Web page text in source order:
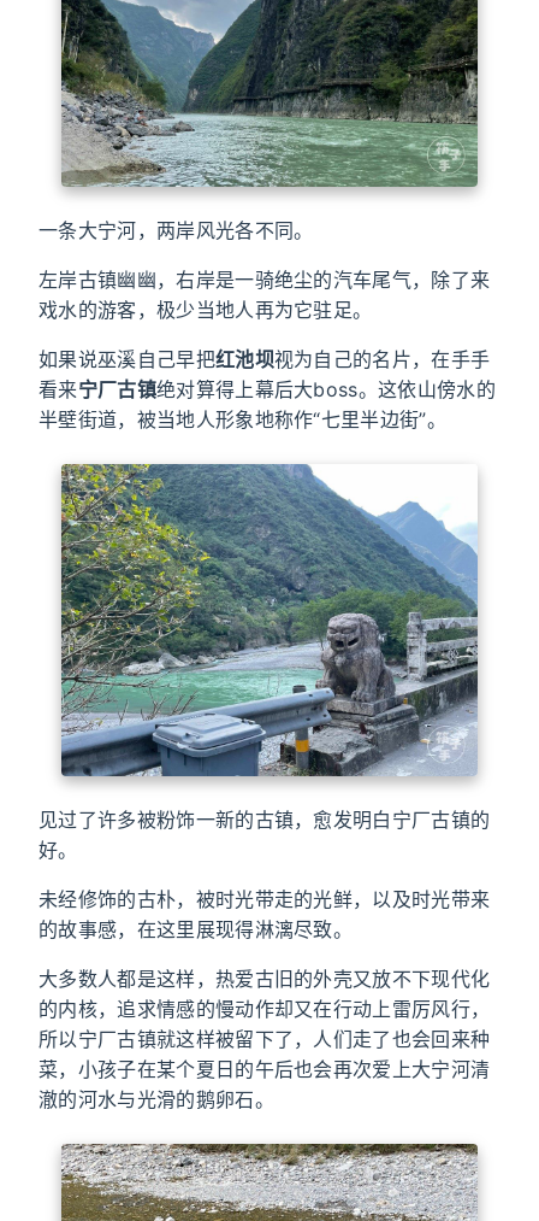
一条大宁河，两岸风光各不同。
左岸古镇幽幽，右岸是一骑绝尘的汽车尾气，除了来
戏水的游客，极少当地人再为它驻足。
如果说巫溪自己早把红池坝视为自己的名片，在手手
看来宁厂古镇绝对算得上幕后大boss。这依山傍水的
半壁街道，被当地人形象地称作“七里半边街”。
见过了许多被粉饰一新的古镇，愈发明白宁厂古镇的
好。
未经修饰的古朴，被时光带走的光鲜，以及时光带来
的故事感，在这里展现得淋漓尽致。
大多数人都是这样，热爱古旧的外壳又放不下现代化
的内核，追求情感的慢动作却又在行动上雷厉风行，
所以宁厂古镇就这样被留下了，人们走了也会回来种
菜，小孩子在某个夏日的午后也会再次爱上大宁河清
澈的河水与光滑的鹅卵石。